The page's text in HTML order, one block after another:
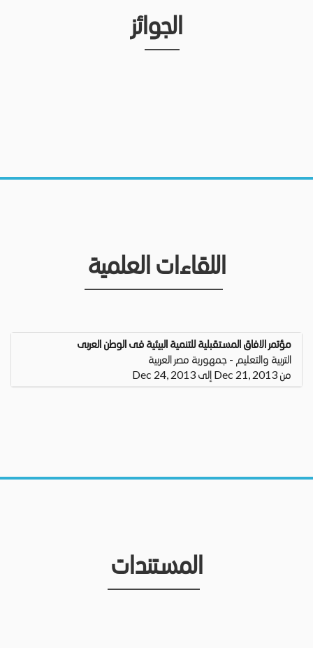
الجوائز
اللقاءات العلمية
مؤتمر الافاق المستقبلية للتنمية البيئية فى الوطن العربى
التربية والتعليم - جمهورية مصر العربية
من Dec 21, 2013 إلى Dec 24, 2013
المستندات